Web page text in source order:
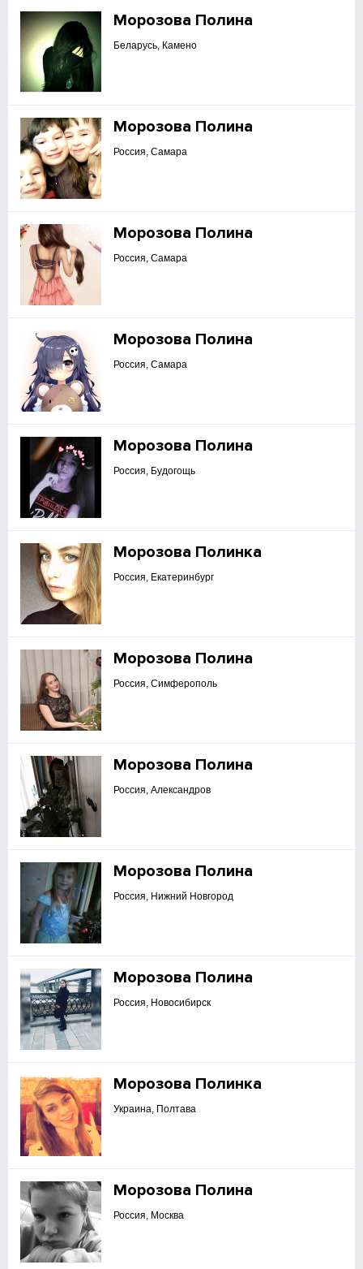
Морозова Полина
Беларусь, Камено
Морозова Полина
Россия, Самара
Морозова Полина
Россия, Самара
Морозова Полина
Россия, Самара
Морозова Полина
Россия, Будогощь
Морозова Полинка
Россия, Екатеринбург
Морозова Полина
Россия, Симферополь
Морозова Полина
Россия, Александров
Морозова Полина
Россия, Нижний Новгород
Морозова Полина
Россия, Новосибирск
Морозова Полинка
Украина, Полтава
Морозова Полина
Россия, Москва